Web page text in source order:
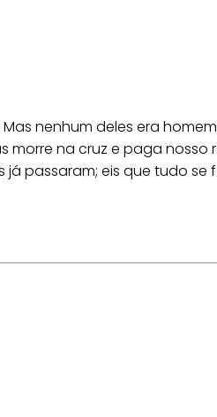
nenhum deles era
na cruz e paga nosso
passaram; eis que tudo se